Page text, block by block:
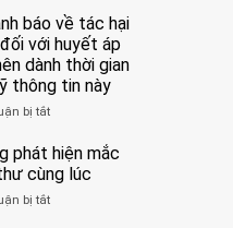
cảnh
báo
“ĐỪNG
GẮNG
SỨC!”
đồng
1
ra
cảnh
báo
theo
3
kiểu
“hại
thân”
mà
biết
loại
cá
tưởng
rẻ
mà
tiềm
formaldehyde
kim
loại
báo về tác hại
với huyết áp
dành thời gian
thông tin này
bị tắtở
bác
cảnh
báo
phát hiện mắc
cùng lúc
bị tắtở